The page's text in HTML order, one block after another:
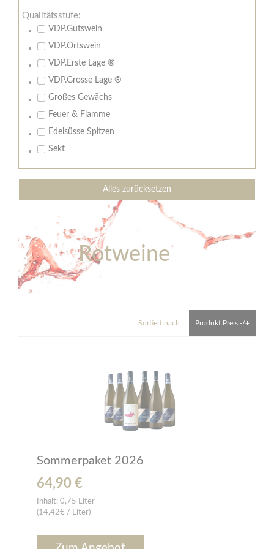
Qualitätsstufe:
VDP.Gutswein
VDP.Ortswein
VDP.Erste Lage ®
VDP.Grosse Lage ®
Großes Gewächs
Feuer & Flamme
Edelsüsse Spitzen
Sekt
Alles zurücksetzen
Rotweine
Sortiert nach Produkt Preis -/+
Sommerpaket 2026
64,90 €
Inhalt: 0,75 Liter
(14,42€ / Liter)